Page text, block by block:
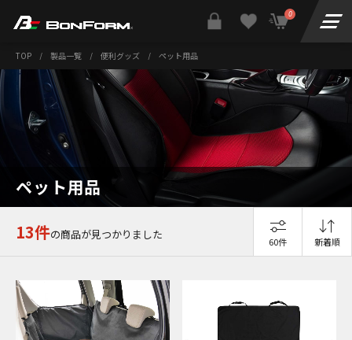
0
TOP / 製品一覧 / 便利グッズ / ペット用品
ペット用品
13件の商品が見つかりました
60件 新着順